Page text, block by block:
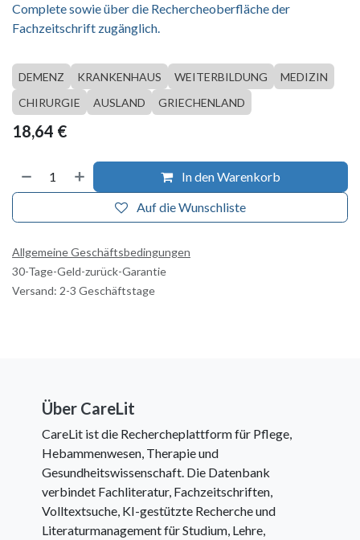
Complete sowie über die Rechercheoberfläche der
Fachzeitschrift zugänglich.
DEMENZ KRANKENHAUS WEITERBILDUNG
MEDIZIN
CHIRURGIE
AUSLAND GRIECHENLAND
18,64 €
In den Warenkorb
Auf die Wunschliste
Allgemeine Geschäftsbedingungen
30-Tage-Geld-zurück-Garantie
Versand: 2-3 Geschäftstage
Über CareLit
CareLit ist die Rechercheplattform für Pflege,
Hebammenwesen, Therapie und
Gesundheitswissenschaft. Die Datenbank
verbindet Fachliteratur, Fachzeitschriften,
Volltextsuche, KI-gestützte Recherche und
Literaturmanagement für Studium, Lehre,